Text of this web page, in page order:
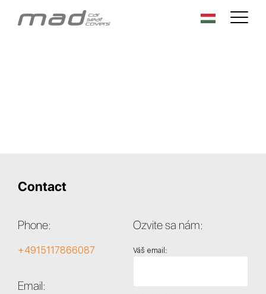
Contact
Phone:
+4915117866087
Email:
Ozvite sa nám:
Váš email: